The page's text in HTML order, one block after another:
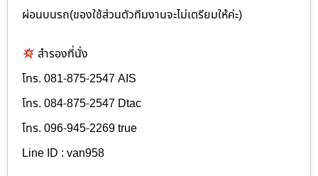
ผ่อนบนรถ(ของใช้ส่วนตัวทีมงานจะไม่เตรียมให้ค่ะ)
สำรองที่นั่ง
โทร. 081-875-2547 AIS
โทร. 084-875-2547 Dtac
โทร. 096-945-2269 true
Line ID : van958